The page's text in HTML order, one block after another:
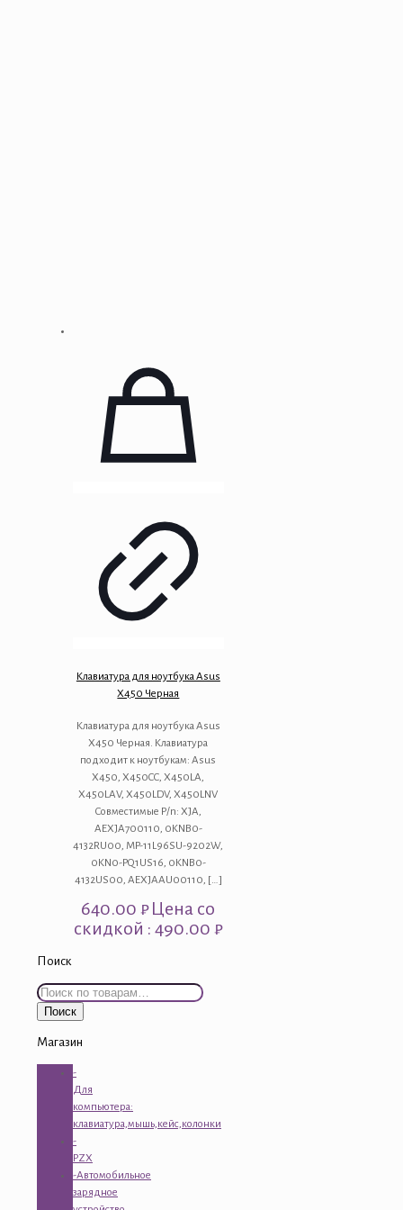
Клавиатура для ноутбука Asus
X450 Черная
Клавиатура для ноутбука Asus
X450 Черная. Клавиатура
подходит к ноутбукам: Asus
X450, X450CC, X450LA,
X450LAV, X450LDV, X450LNV
Совместимые P/n: XJA,
AEXJA700110, 0KNB0-
4132RU00, MP-11L96SU-9202W,
0KN0-PQ1US16, 0KNB0-
4132US00, AEXJAAU00110, […]
640.00₽Цена со
скидкой : 490.00 ₽
Поиск
Искать:
Поиск
Магазин
-
Для
компьютера:
клавиатура,мышь,кейс,колонки
-
PZX
-Автомобильное
зарядное